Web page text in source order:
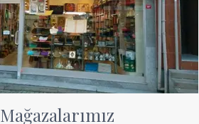
Mağazalarımız